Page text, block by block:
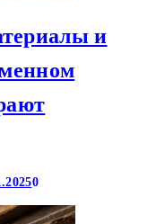
и
0